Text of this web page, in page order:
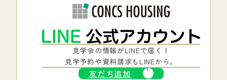
見学会の情報がLINEで届く！
見学予約や資料請求もLINEから。
友だち追加